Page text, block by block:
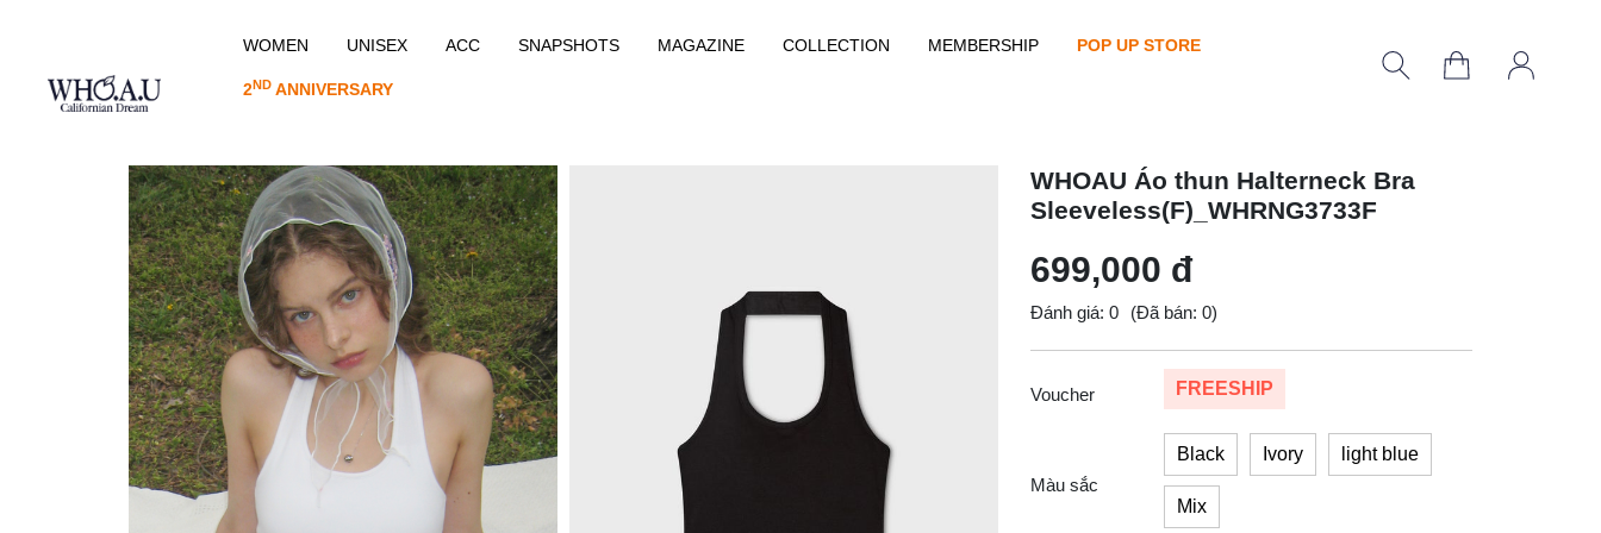
WOMEN UNISEX ACC SNAPSHOTS MAGAZINE COLLECTION MEMBERSHIP POP UP STORE
2NDANNIVERSARY
WHOAU Áo thun Halterneck Bra
Sleeveless(F)_WHRNG3733F
699,000 đ
Đánh giá: 0 (Đã bán: 0)
Voucher FREESHIP
Màu sắc
Black Ivory light blue
Mix